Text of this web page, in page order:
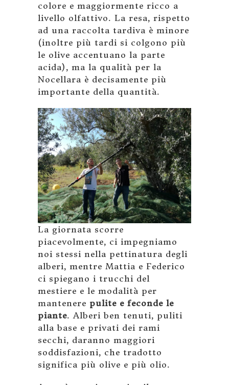
colore e maggiormente ricco a
livello olfattivo. La resa, rispetto
ad una raccolta tardiva è minore
(inoltre più tardi si colgono più
le olive accentuano la parte
acida), ma la qualità per la
Nocellara è decisamente più
importante della quantità.
La giornata scorre
piacevolmente, ci impegniamo
noi stessi nella pettinatura degli
alberi, mentre Mattia e Federico
ci spiegano i trucchi del
mestiere e le modalità per
mantenere pulite e feconde le
piante. Alberi ben tenuti, puliti
alla base e privati dei rami
secchi, daranno maggiori
soddisfazioni, che tradotto
significa più olive e più olio.